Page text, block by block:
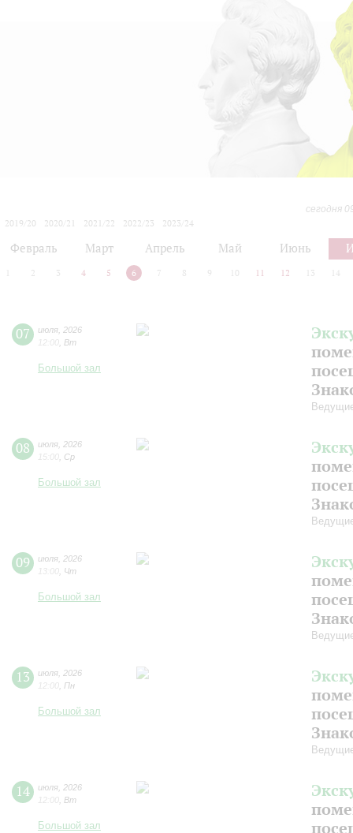
сегодня
2019/20
2020/21 2021/22 2022/23
2023/24
Февраль Март Апрель Май Июнь
2 3 4 5 6 7 8 9 10 11 12 13 14
07 июля 2026
12:00 Вт
Большой зал
08 июля 2026
15:00 Ср
Большой зал
09 июля 2026
13:00 Чт
Большой зал
13 июля 2026
12:00 Пн
Большой зал
14 июля 2026
12:00 Вт
Большой зал